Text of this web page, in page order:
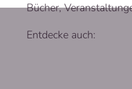
Bücher,
Entdecke auch: